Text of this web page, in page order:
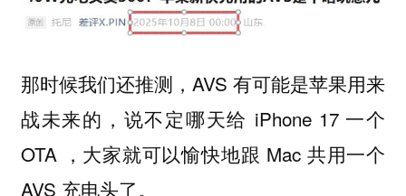
那时候我们还推测，AVS 有可能是苹果用来
战未来的，说不定哪天给 iPhone 17 一个
OTA ，大家就可以愉快地跟 Mac 共用一个
AVS 充电头了。